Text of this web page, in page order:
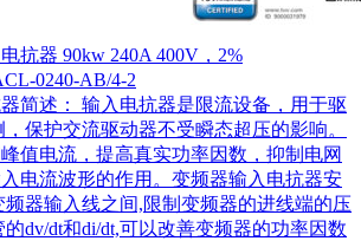
抗器 90kw 240A 400V，2%
0240-AB/4-2
简述： 输入电抗器是限流设备，用于驱
保护交流驱动器不受瞬态超压的影响。
值电流，提高真实功率因数，抑制电网
电流波形的作用。变频器输入电抗器安
频器输入线之间,限制变频器的进线端的压
的dv/dt和di/dt,可以改善变频器的功率因数